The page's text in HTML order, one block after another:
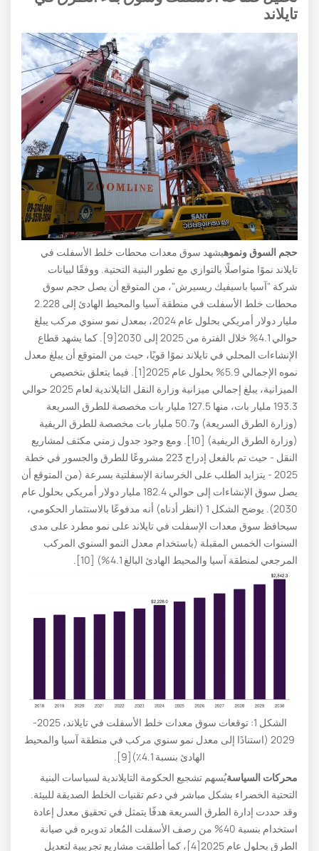
تايلاند
حجم السوق ونموهيشهد سوق معدات محطات خلط الأسفلت في
تايلاند نموًا متواصلًا بالتوازي مع تطور البنية التحتية. ووفقًا لبيانات
شركة "آسيا باسيفيك ريسيرش"، من المتوقع أن يصل حجم سوق
محطات خلط الأسفلت في منطقة آسيا والمحيط الهادئ إلى 2.228
مليار دولار أمريكي بحلول عام 2024، بمعدل نمو سنوي مركب يبلغ
حوالي 4.1% خلال الفترة من 2025 إلى 2030[9]. كما يشهد قطاع
الإنشاءات المحلي في تايلاند نموًا قويًا، حيث من المتوقع أن يبلغ معدل
نموه الإجمالي 5.9% بحلول عام 2025[1]. فيما يتعلق بتخصيص
الميزانية، يبلغ إجمالي ميزانية وزارة النقل التايلاندية لعام 2025 حوالي
193.3 مليار بات، منها 127.5 مليار بات مخصصة للطرق السريعة
(وزارة الطرق السريعة) و50.7 مليار بات مخصصة للطرق الريفية
(وزارة الطرق الريفية) [10]. ومع وجود جدول زمني مكثف لمشاريع
النقل - حيث تم بالفعل إدراج 223 مشروعًا للطرق والجسور في خطة
2025 - يتزايد الطلب على الخرسانة الإسفلتية بسرعة (من المتوقع أن
يصل سوق الإنشاءات إلى حوالي 182.4 مليار دولار أمريكي بحلول عام
2030). يوضح الشكل 1 (انظر أدناه) أنه مدفوعًا بالاستثمار الحكومي،
سيحافظ سوق معدات الإسفلت في تايلاند على نمو مطرد على مدى
السنوات الخمس المقبلة (باستخدام معدل النمو السنوي المركب
المرجعي لمنطقة آسيا والمحيط الهادئ البالغ 4.1%) [10].
الشكل 1: توقعات سوق معدات خلط الأسفلت في تايلاند، 2025-
2029 (استنادًا إلى معدل نمو سنوي مركب في منطقة آسيا والمحيط
الهادئ بنسبة 4.1٪)[9].
محركات السياسةيُسهم تشجيع الحكومة التايلاندية لسياسات البنية
التحتية الخضراء بشكل مباشر في دعم تقنيات الخلط الصديقة للبيئة.
وقد حددت إدارة الطرق السريعة هدفًا يتمثل في تحقيق معدل إعادة
استخدام بنسبة 40% من رصف الأسفلت المُعاد تدويره في صيانة
الطرق بحلول عام 2025[4]، كما أطلقت مشاريع تجريبية لتعديل